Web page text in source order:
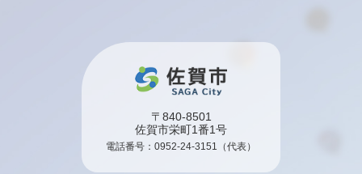
〒840-8501
佐賀市栄町1番1号
電話番号： 0952-24-3151 （代表）